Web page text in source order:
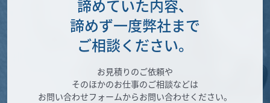
諦めていた内容、
諦めず一度弊社まで
ご相談ください。
お見積りのご依頼や
そのほかのお仕事のご相談などは
お問い合わせフォームからお問い合わせください。